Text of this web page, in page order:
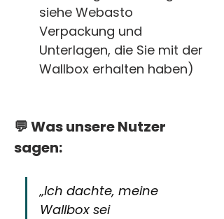
siehe Webasto
Verpackung und
Unterlagen, die Sie mit der
Wallbox erhalten haben)
💬 Was unsere Nutzer
sagen:
„Ich dachte, meine
Wallbox sei